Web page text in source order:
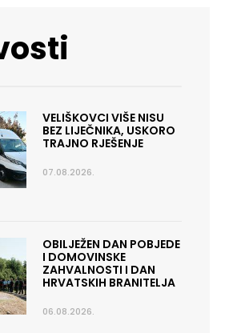
VELIŠKOVCI VIŠE NISU
BEZ LIJEČNIKA, USKORO
TRAJNO RJEŠENJE
07.08.2026.
OBILJEŽEN DAN POBJEDE
I DOMOVINSKE
ZAHVALNOSTI I DAN
HRVATSKIH BRANITELJA
06.08.2026.